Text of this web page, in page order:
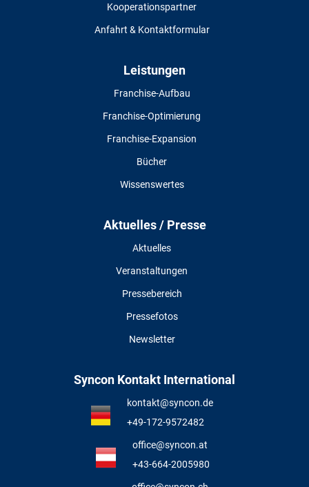
Kooperationspartner
Anfahrt & Kontaktformular
Leistungen
Franchise-Aufbau
Franchise-Optimierung
Franchise-Expansion
Bücher
Wissenswertes
Aktuelles / Presse
Aktuelles
Veranstaltungen
Pressebereich
Pressefotos
Newsletter
Syncon Kontakt International
kontakt@syncon.de
+49-172-9572482
office@syncon.at
+43-664-2005980